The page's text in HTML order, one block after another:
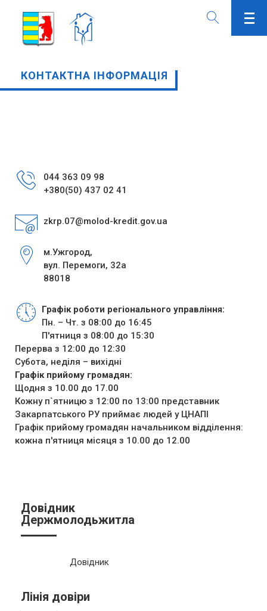
КОНТАКТНА ІНФОРМАЦІЯ
044 363 09 98
+380(50) 437 02 41
zkrp.07@molod-kredit.gov.ua
м.Ужгород,
вул. Перемоги, 32а
88018
Графік роботи регіонального управління:
Пн. – Чт. з 08:00 до 16:45
П'ятниця з 08:00 до 15:30
Перерва з 12:00 до 12:30
Субота, неділя – вихідні
Графік прийому громадян:
Щодня з 10.00 до 17.00
Кожну п`ятницю з 12:00 по 13:00 представник
Закарпатського РУ приймає людей у ЦНАПІ
Графік прийому громадян начальником відділення:
кожна п'ятниця місяця з 10.00 до 12.00
Довідник
Держмолодьжитла
Довідник
Лінія довіри